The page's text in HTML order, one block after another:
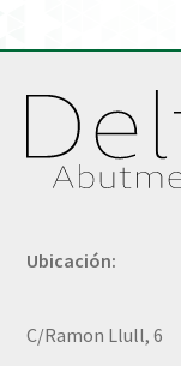
Ubicación:
C/Ramon Llull, 6